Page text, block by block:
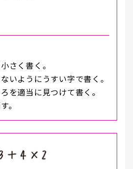
さく書く。
いようにうすい字で書く。
を適当に見つけて書く。
。